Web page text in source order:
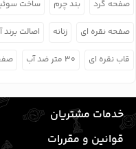
صفحه گرد بند چرم ساخت
صفحه نقره ای زنانه اصالت برند
قاب نقره ای ۳۰ متر ضد آب
خدمات مشتریان
قوانین و مقررات